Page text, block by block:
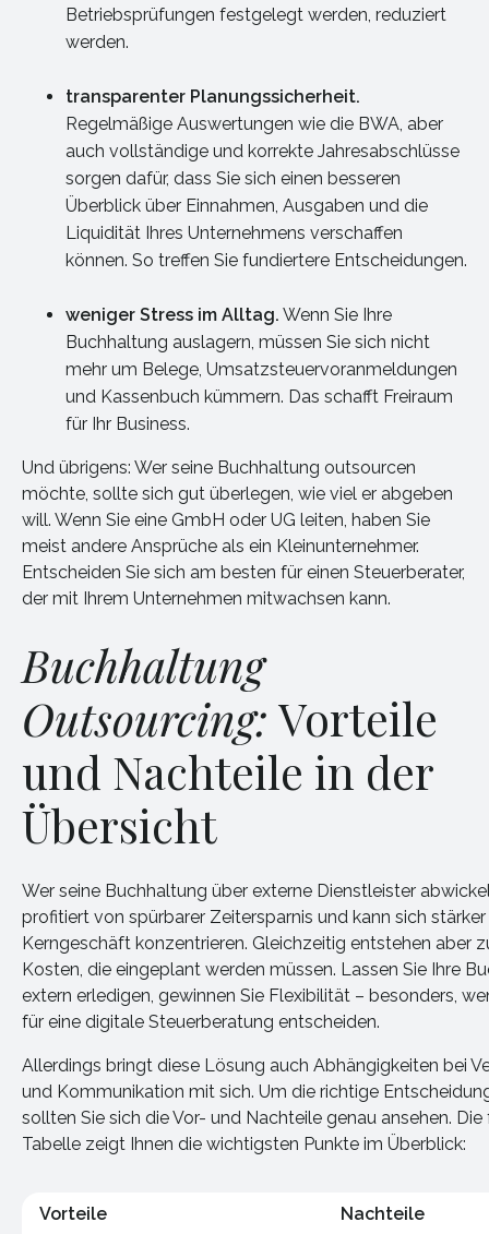
Betriebsprüfungen festgelegt werden, reduziert
werden.
transparenter Planungssicherheit.
Regelmäßige Auswertungen wie die BWA, aber
auch vollständige und korrekte Jahresabschlüsse
sorgen dafür, dass Sie sich einen besseren
Überblick über Einnahmen, Ausgaben und die
Liquidität Ihres Unternehmens verschaffen
können. So treffen Sie fundiertere Entscheidungen.
weniger Stress im Alltag. Wenn Sie Ihre
Buchhaltung auslagern, müssen Sie sich nicht
mehr um Belege, Umsatzsteuervoranmeldungen
und Kassenbuch kümmern. Das schafft Freiraum
für Ihr Business.
Und übrigens: Wer seine Buchhaltung outsourcen
möchte, sollte sich gut überlegen, wie viel er abgeben
will. Wenn Sie eine GmbH oder UG leiten, haben Sie
meist andere Ansprüche als ein Kleinunternehmer.
Entscheiden Sie sich am besten für einen Steuerberater,
der mit Ihrem Unternehmen mitwachsen kann.
Buchhaltung
Outsourcing: Vorteile
und Nachteile in der
Übersicht
Wer seine Buchhaltung über externe Dienstleister
profitiert von spürbarer Zeitersparnis und kann sich
Kerngeschäft konzentrieren. Gleichzeitig entstehen aber
Kosten, die eingeplant werden müssen. Lassen Sie Ihre
extern erledigen, gewinnen Sie Flexibilität – besonders,
für eine digitale Steuerberatung entscheiden.
Allerdings bringt diese Lösung auch Abhängigkeiten bei
und Kommunikation mit sich. Um die richtige
sollten Sie sich die Vor- und Nachteile genau ansehen.
Tabelle zeigt Ihnen die wichtigsten Punkte im Überblick:
Vorteile Nachteile